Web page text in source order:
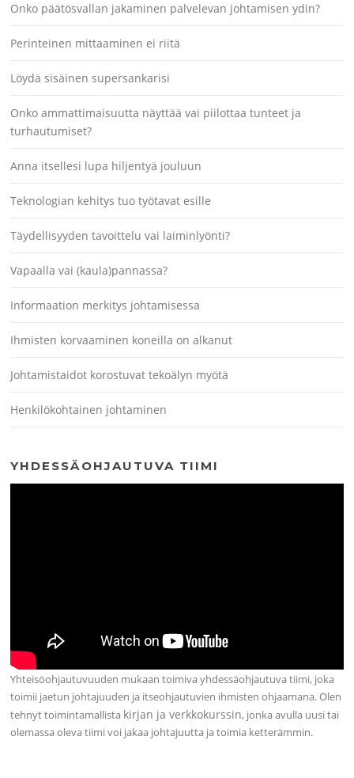
Onko päätösvallan jakaminen palvelevan johtamisen ydin?
Perinteinen mittaaminen ei riitä
Löydä sisäinen supersankarisi
Onko ammattimaisuutta näyttää vai piilottaa tunteet ja
turhautumiset?
Anna itsellesi lupa hiljentyä jouluun
Teknologian kehitys tuo työtavat esille
Täydellisyyden tavoittelu vai laiminlyönti?
Vapaalla vai (kaula)pannassa?
Informaation merkitys johtamisessa
Ihmisten korvaaminen koneilla on alkanut
Johtamistaidot korostuvat tekoälyn myötä
Henkilökohtainen johtaminen
YHDESSÄOHJAUTUVA TIIMI
Yhteisöohjautuvuuden mukaan toimiva yhdessäohjautuva tiimi, joka
toimii jaetun johtajuuden ja itseohjautuvien ihmisten ohjaamana. Olen
tehnyt toimintamallista kirjan ja verkkokurssin, jonka avulla uusi tai
olemassa oleva tiimi voi jakaa johtajuutta ja toimia ketterämmin.